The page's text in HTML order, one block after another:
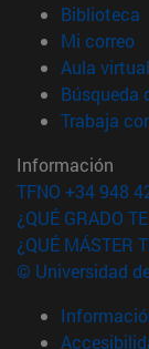
Biblioteca
Mi correo
Aula
Búsqueda
Trabaja
Información
TFNO +34 948
¿QUÉ GRADO
¿QUÉ MÁSTER
© Universidad